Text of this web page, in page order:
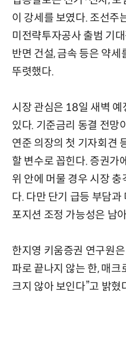
이 강세를 보였다. 조선주
미전략투자공사 출범 기
반면 건설, 금속 등은 약
뚜렷했다.
시장 관심은 18일 새벽
있다. 기준금리 동결 전망
연준 의장의 첫 기자회견
할 변수로 꼽힌다. 증권가
위 안에 머물 경우 시장
다. 다만 단기 급등 부담
포지션 조정 가능성은 남
한지영 키움증권 연구원
파로 끝나지 않는 한, 매
크지 않아 보인다”고 밝혔